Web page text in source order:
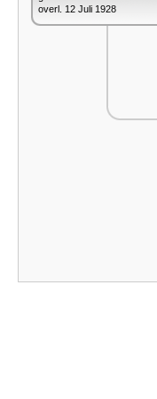
overl. 12 Juli 1928